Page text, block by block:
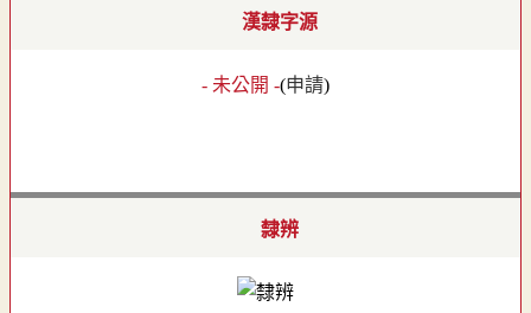
漢隸字源
- 未公開 -(申請)
隸辨